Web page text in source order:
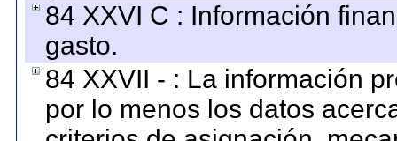
84 XXVI C : Información
gasto.
84 XXVII - : La información
por lo menos los datos